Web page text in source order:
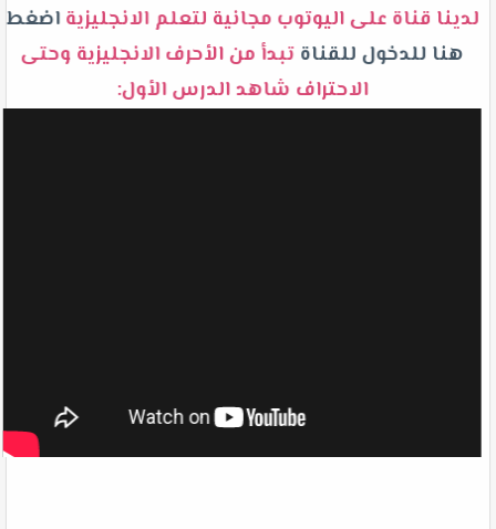
لدينا قناة على اليوتوب مجانية لتعلم الانجليزية اضغط
هنا للدخول للقناةتبدأ من الأحرف الانجليزية وحتى
الاحتراف شاهد الدرس الأول: